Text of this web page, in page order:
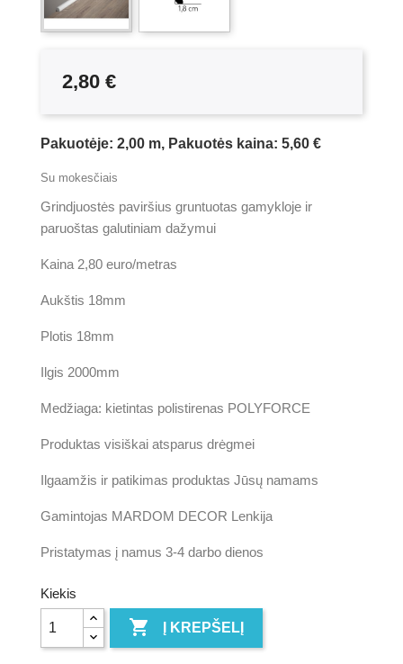
2,80 €
Pakuotėje: 2,00 m, Pakuotės kaina: 5,60 €
Su mokesčiais
Grindjuostės paviršius gruntuotas gamykloje ir
paruoštas galutiniam dažymui
Kaina 2,80 euro/metras
Aukštis 18mm
Plotis 18mm
Ilgis 2000mm
Medžiaga: kietintas polistirenas POLYFORCE
Produktas visiškai atsparus drėgmei
Ilgaamžis ir patikimas produktas Jūsų namams
Gamintojas MARDOM DECOR Lenkija
Pristatymas į namus 3-4 darbo dienos
Kiekis
 Į KREPŠELĮ